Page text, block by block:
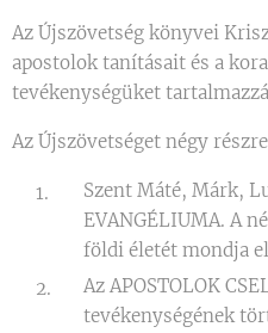
Az Újszövetség könyvei
apostolok tanításait és a
tevékenységüket
Az Újszövetséget négy
Szent Máté, Márk,
EVANGÉLIUMA. A
földi életét mondja
Az APOSTOLOK
tevékenységének